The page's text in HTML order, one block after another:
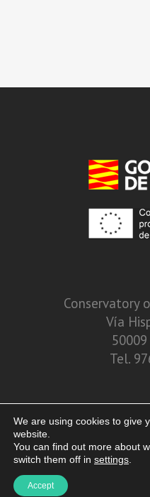
Conservatory
Vía
Tel.
We are using cookies to give
website.
You can find out more about
switch them off in settings
Accept